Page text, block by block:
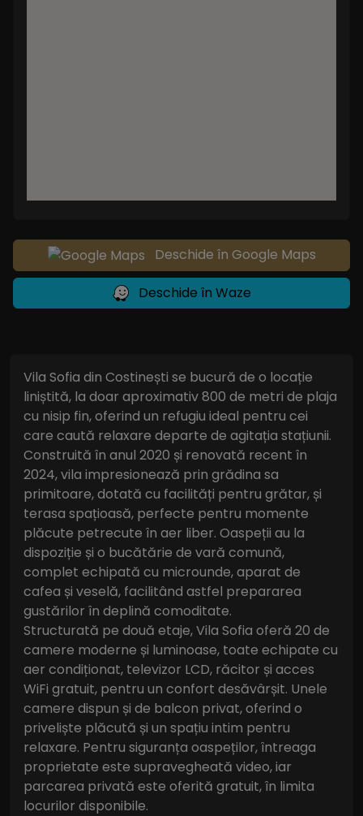
Deschide în Google Maps
Deschide în Waze
Vila Sofia din Costinești se bucură de o locație
liniștită, la doar aproximativ 800 de metri de plaja
cu nisip fin, oferind un refugiu ideal pentru cei
care caută relaxare departe de agitația stațiunii.
Construită în anul 2020 și renovată recent în
2024, vila impresionează prin grădina sa
primitoare, dotată cu facilități pentru grătar, și
terasa spațioasă, perfecte pentru momente
plăcute petrecute în aer liber. Oaspeții au la
dispoziție și o bucătărie de vară comună,
complet echipată cu microunde, aparat de
cafea și veselă, facilitând astfel prepararea
gustărilor în deplină comoditate.
Structurată pe două etaje, Vila Sofia oferă 20 de
camere moderne și luminoase, toate echipate cu
aer condiționat, televizor LCD, răcitor și acces
WiFi gratuit, pentru un confort desăvârșit. Unele
camere dispun și de balcon privat, oferind o
priveliște plăcută și un spațiu intim pentru
relaxare. Pentru siguranța oaspeților, întreaga
proprietate este supravegheată video, iar
parcarea privată este oferită gratuit, în limita
locurilor disponibile.